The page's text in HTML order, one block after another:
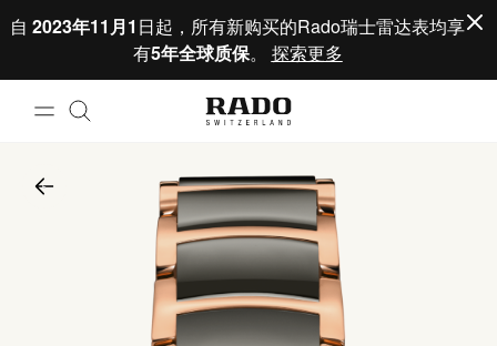
自 2023年11月1 日起，所有新购买的Rado瑞士雷达表均享
有5年全球质保。 探索更多